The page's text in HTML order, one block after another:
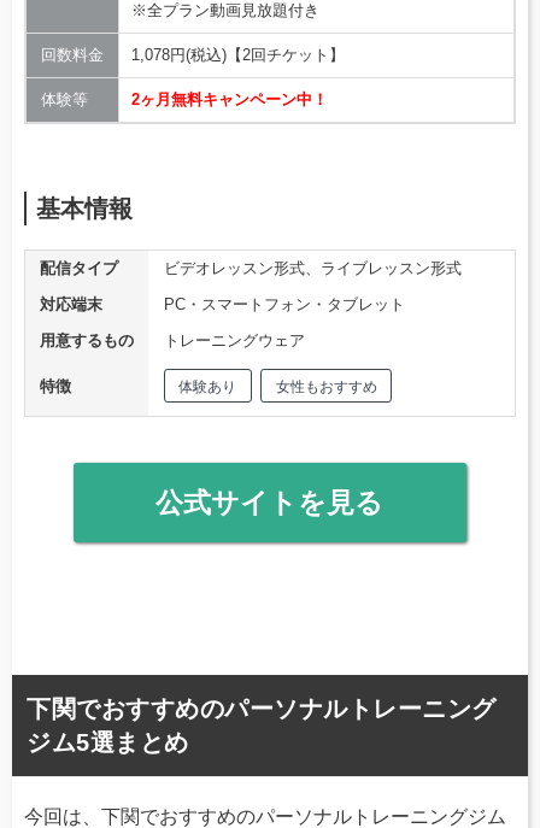
※全プラン動画見放題付き
回数料金 1,078円(税込)【2回チケット】
体験等 2ヶ月無料キャンペーン中！
基本情報
配信タイプ
ビデオレッスン形式、ライブレッスン形式
対応端末
PC・スマートフォン・タブレット
用意するもの
トレーニングウェア
特徴 体験あり 女性もおすすめ
公式サイトを見る
下関でおすすめのパーソナルトレーニング
ジム5選まとめ
今回は、下関でおすすめのパーソナルトレーニングジム